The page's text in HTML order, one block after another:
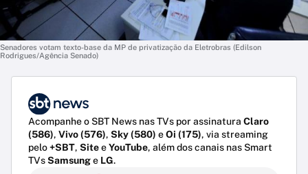
Senadores votam texto-base da MP de privatização da Eletrobras (Edilson
Rodrigues/Agência Senado)
Acompanhe o SBT News nas TVs por assinatura Claro
(586), Vivo (576), Sky (580) eOi (175), via streaming
pelo+SBT, SiteeYouTube, além dos canais nas Smart
TVsSamsunge LG.